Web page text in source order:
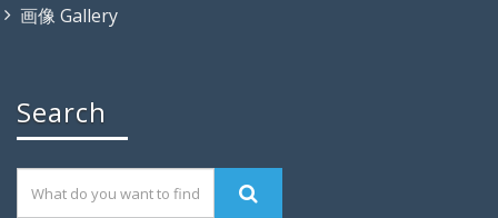
画像 Gallery
Search